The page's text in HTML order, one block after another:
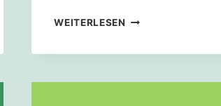
WEITERLESEN FORDERUNGEN